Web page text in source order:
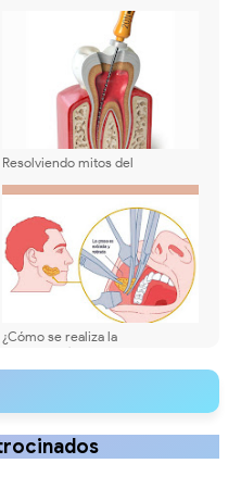
Resolviendo mitos del
¿Cómo se realiza la
bichectomía? - Video animado